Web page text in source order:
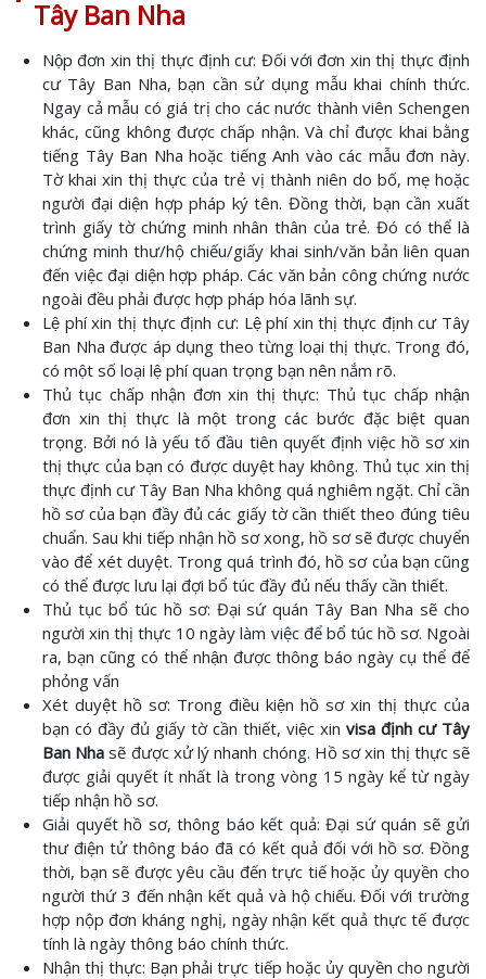
Tây Ban Nha
Nộp đơn xin thị thực định cư: Đối với đơn xin thị thực định
cư Tây Ban Nha, bạn cần sử dụng mẫu khai chính thức.
Ngay cả mẫu có giá trị cho các nước thành viên Schengen
khác, cũng không được chấp nhận. Và chỉ được khai bằng
tiếng Tây Ban Nha hoặc tiếng Anh vào các mẫu đơn này.
Tờ khai xin thị thực của trẻ vị thành niên do bố, mẹ hoặc
người đại diện hợp pháp ký tên. Đồng thời, bạn cần xuất
trình giấy tờ chứng minh nhân thân của trẻ. Đó có thể là
chứng minh thư/hộ chiếu/giấy khai sinh/văn bản liên quan
đến việc đại diện hợp pháp. Các văn bản công chứng nước
ngoài đều phải được hợp pháp hóa lãnh sự.
Lệ phí xin thị thực định cư: Lệ phí xin thị thực định cư Tây
Ban Nha được áp dụng theo từng loại thị thực. Trong đó,
có một số loại lệ phí quan trọng bạn nên nắm rõ.
Thủ tục chấp nhận đơn xin thị thực: Thủ tục chấp nhận
đơn xin thị thực là một trong các bước đặc biệt quan
trọng. Bởi nó là yếu tố đầu tiên quyết định việc hồ sơ xin
thị thực của bạn có được duyệt hay không. Thủ tục xin thị
thực định cư Tây Ban Nha không quá nghiêm ngặt. Chỉ cần
hồ sơ của bạn đầy đủ các giấy tờ cần thiết theo đúng tiêu
chuẩn. Sau khi tiếp nhận hồ sơ xong, hồ sơ sẽ được chuyển
vào để xét duyệt. Trong quá trình đó, hồ sơ của bạn cũng
có thể được lưu lại đợi bổ túc đầy đủ nếu thấy cần thiết.
Thủ tục bổ túc hồ sơ: Đại sứ quán Tây Ban Nha sẽ cho
người xin thị thực 10 ngày làm việc để bổ túc hồ sơ. Ngoài
ra, bạn cũng có thể nhận được thông báo ngày cụ thể để
phỏng vấn
Xét duyệt hồ sơ: Trong điều kiện hồ sơ xin thị thực của
bạn có đầy đủ giấy tờ cần thiết, việc xin visa định cư Tây
Ban Nha sẽ được xử lý nhanh chóng. Hồ sơ xin thị thực sẽ
được giải quyết ít nhất là trong vòng 15 ngày kể từ ngày
tiếp nhận hồ sơ.
Giải quyết hồ sơ, thông báo kết quả: Đại sứ quán sẽ gửi
thư điện tử thông báo đã có kết quả đối với hồ sơ. Đồng
thời, bạn sẽ được yêu cầu đến trực tiế hoặc ủy quyền cho
người thứ 3 đến nhận kết quả và hộ chiếu. Đối với trường
hợp nộp đơn kháng nghị, ngày nhận kết quả thực tế được
tính là ngày thông báo chính thức.
Nhận thị thực: Bạn phải trực tiếp hoặc ủy quyền cho người